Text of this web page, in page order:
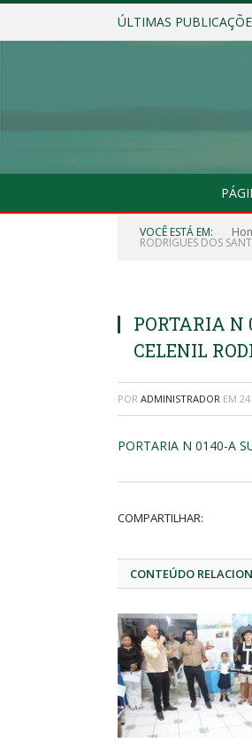
ÚLTIMAS
VOCÊ ESTÁ EM:
RODRIGUES DOS
PORTARIA N
CELENIL
POR ADMINISTRADOR EM
PORTARIA N 0140-A
COMPARTILHAR:
CONTEÚDO